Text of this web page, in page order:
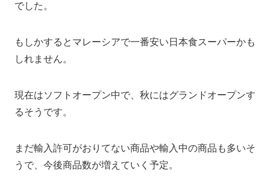
でした。
もしかするとマレーシアで一番安い日本食スーパーかも
しれません。
現在はソフトオープン中で、秋にはグランドオープンす
るそうです。
まだ輸入許可がおりてない商品や輸入中の商品も多いそ
うで、今後商品数が増えていく予定。